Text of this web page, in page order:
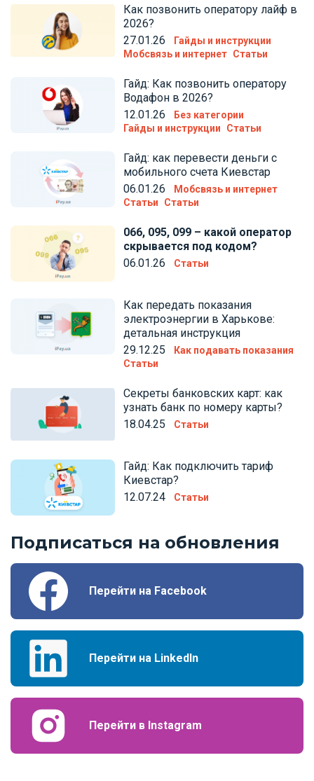
Как позвонить оператору лайф в
2026?
27.01.26
Гайды и инструкции
Мобсвязь и интернет Статьи
Гайд: Как позвонить оператору
Водафон в 2026?
12.01.26
Без категории
Гайды и инструкции
Статьи
Гайд: как перевести деньги с
мобильного счета Киевстар
06.01.26
Мобсвязь и интернет
Статьи
Статьи
066, 095, 099 – какой оператор
скрывается под кодом?
06.01.26
Статьи
Как передать показания
электроэнергии в Харькове:
детальная инструкция
29.12.25
Как подавать показания
Статьи
Секреты банковских карт: как
узнать банк по номеру карты?
18.04.25
Статьи
Гайд: Как подключить тариф
Киевстар?
12.07.24
Статьи
Подписаться на обновления
Перейти на Facebook
Перейти на LinkedIn
Перейти в Instagram